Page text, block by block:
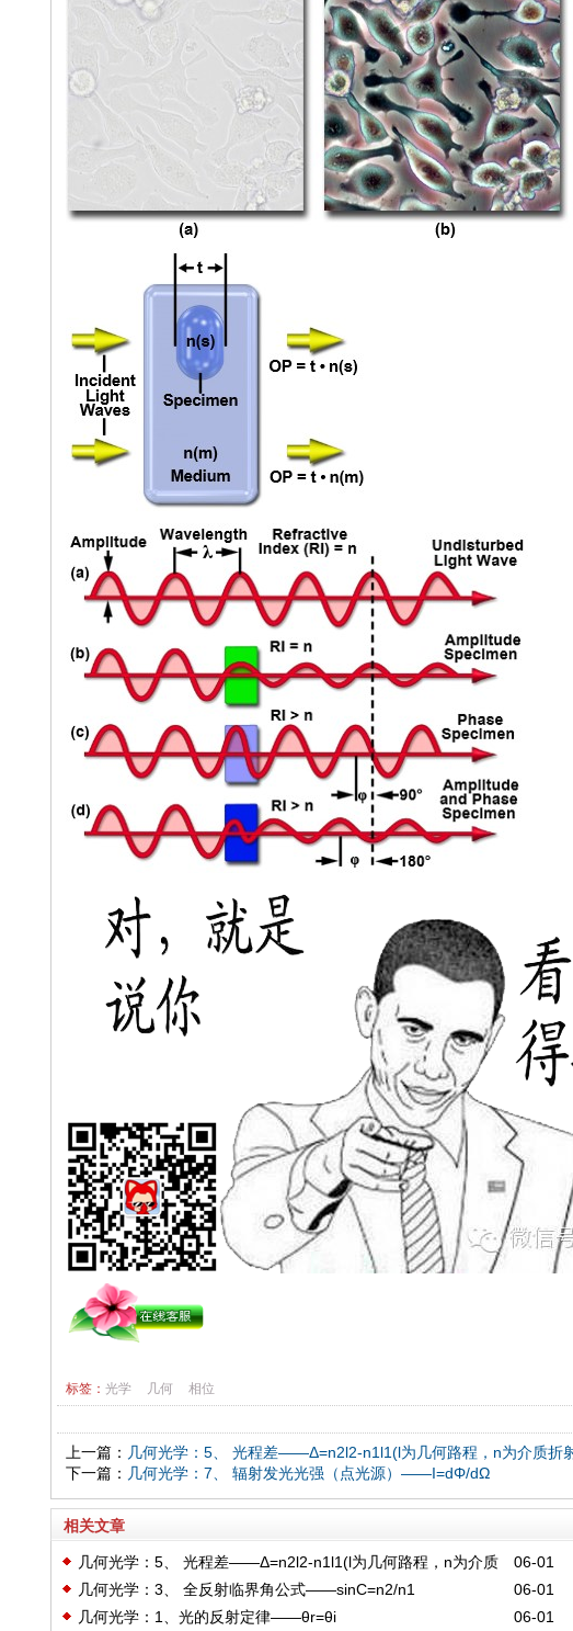
标签： 光学 几何 相位
上一篇： 几何光学：5、 光程差——Δ=n2l2-n1l1(l为几何路程，n为介质折
下一篇： 几何光学：7、 辐射发光光强（点光源）——I=dΦ/dΩ
相关文章
06-01
几何光学：5、 光程差——Δ=n2l2-n1l1(l为几何路程，n为介质
折射率)
06-01
几何光学：3、 全反射临界角公式——sinC=n2/n1
06-01
几何光学：1、光的反射定律——θr=θi